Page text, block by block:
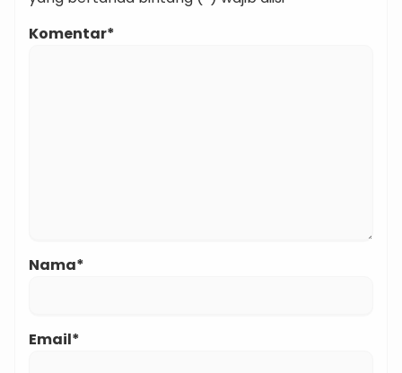
Komentar*
Nama*
Email*